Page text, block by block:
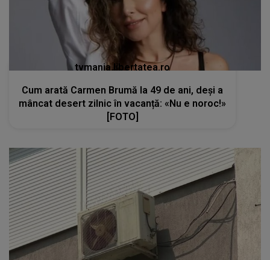
tvmania.libertatea.ro
Cum arată Carmen Brumă la 49 de ani, deși a
mâncat desert zilnic în vacanță: «Nu e noroc!»
[FOTO]